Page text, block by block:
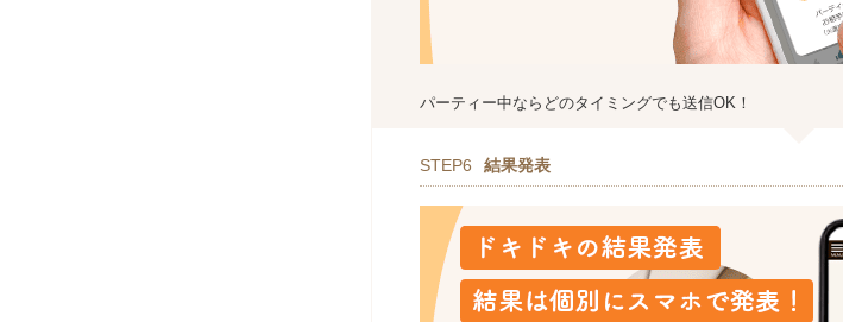
パーティー中ならどのタイミングでも送信OK！
STEP6 結果発表